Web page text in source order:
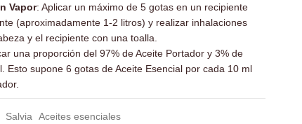
Vapor: Aplicar un máximo de 5 gotas en un recipiente
(aproximadamente 1-2 litros) y realizar inhalaciones
y el recipiente con una toalla.
una proporción del 97% de Aceite Portador y 3% de
Esto supone 6 gotas de Aceite Esencial por cada 10 ml
Salvia Aceites esenciales